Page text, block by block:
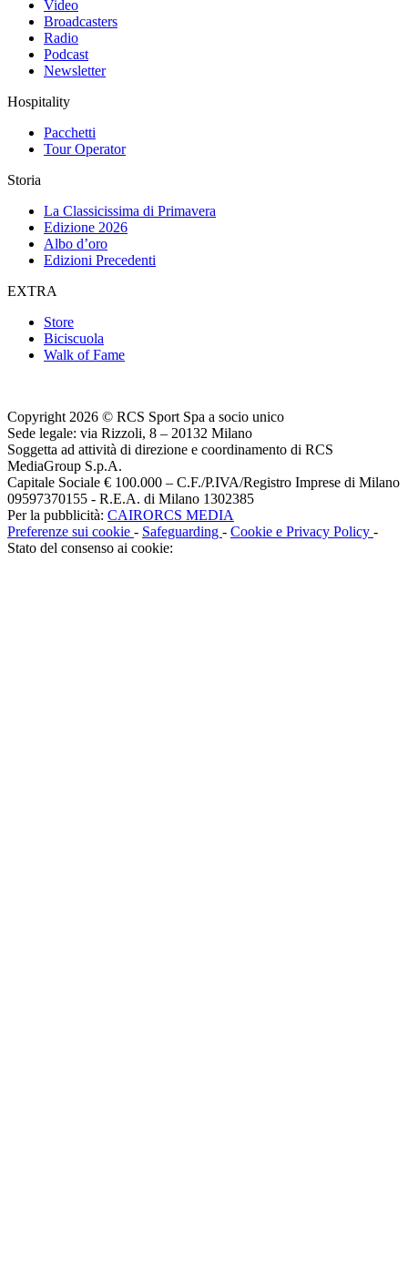
Video
Broadcasters
Radio
Podcast
Newsletter
Hospitality
Pacchetti
Tour Operator
Storia
La Classicissima di Primavera
Edizione 2026
Albo d’oro
Edizioni Precedenti
EXTRA
Store
Biciscuola
Walk of Fame
Copyright 2026 © RCS Sport Spa a socio unico
Sede legale: via Rizzoli, 8 – 20132 Milano
Soggetta ad attività di direzione e coordinamento di RCS
MediaGroup S.p.A.
Capitale Sociale € 100.000 – C.F./P.IVA/Registro Imprese di Milano
09597370155 - R.E.A. di Milano 1302385
Per la pubblicità: CAIRORCS MEDIA
Preferenze sui cookie - Safeguarding - Cookie e Privacy Policy -
Stato del consenso ai cookie: